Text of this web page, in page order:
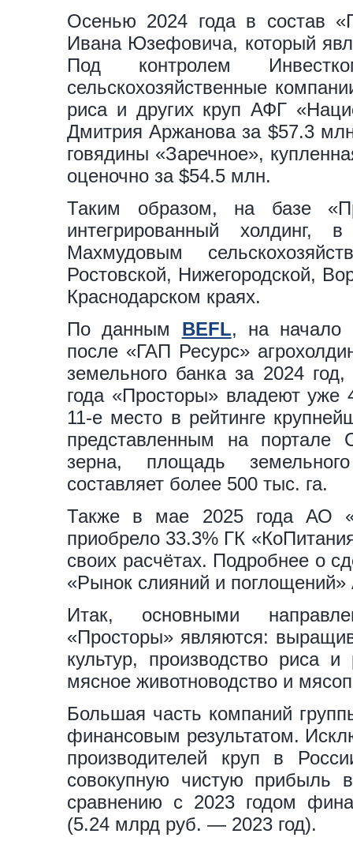
Осенью 2024 года в состав
Ивана Юзефовича, который
Под контролем
сельскохозяйственные
риса и других круп АФГ
Дмитрия Аржанова за $57.3
говядины «Заречное»,
оценочно за $54.5 млн.
Таким образом, на базе
интегрированный
Махмудовым
Ростовской, Нижегородской,
Краснодарском краях.
По данным BEFL, на начало
после «ГАП Ресурс»
земельного банка за 2024
года «Просторы» владеют уже
11-е место в рейтинге
представленным на портале
зерна, площадь
составляет более 500 тыс. га.
Также в мае 2025 года АО
приобрело 33.3% ГК
своих расчётах. Подробнее о
«Рынок слияний и поглощений»
Итак, основными
«Просторы» являются:
культур, производство риса
мясное животноводство и
Большая часть компаний
финансовым результатом.
производителей круп в
совокупную чистую
сравнению с 2023 годом
(5.24 млрд руб. — 2023 год).